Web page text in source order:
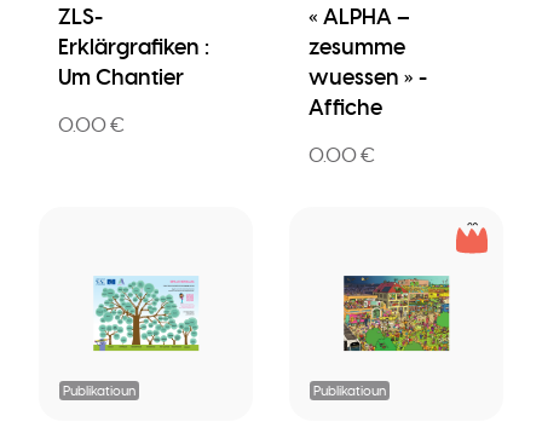
ZLS-
Erklärgrafiken :
Um Chantier
0.00 €
« ALPHA –
zesumme
wuessen » -
Affiche
0.00 €
Publikatioun Publikatioun